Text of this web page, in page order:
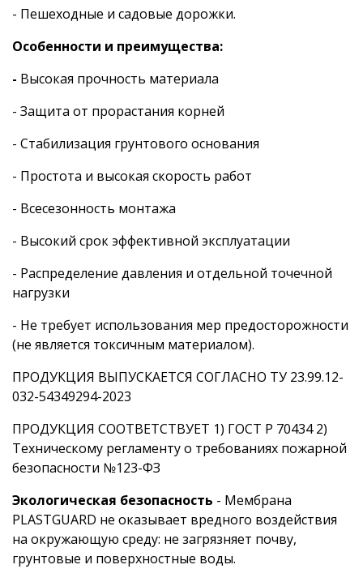
- Пешеходные и садовые дорожки.
Особенности и преимущества:
- Высокая прочность материала
- Защита от прорастания корней
- Стабилизация грунтового основания
- Простота и высокая скорость работ
- Всесезонность монтажа
- Высокий срок эффективной эксплуатации
- Распределение давления и отдельной точечной
нагрузки
- Не требует использования мер предосторожности
(не является токсичным материалом).
ПРОДУКЦИЯ ВЫПУСКАЕТСЯ СОГЛАСНО ТУ 23.99.12-
032-54349294-2023
ПРОДУКЦИЯ СООТВЕТСТВУЕТ 1) ГОСТ Р 70434 2)
Техническому регламенту о требованиях пожарной
безопасности №123-ФЗ
Экологическая безопасность - Мембрана
PLASTGUARD не оказывает вредного воздействия
на окружающую среду: не загрязняет почву,
грунтовые и поверхностные воды.